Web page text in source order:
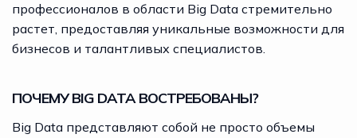
профессионалов в области Big Data стремительно
растет, предоставляя уникальные возможности для
бизнесов и талантливых специалистов.
ПОЧЕМУ BIG DATA ВОСТРЕБОВАНЫ?
Big Data представляют собой не просто объемы